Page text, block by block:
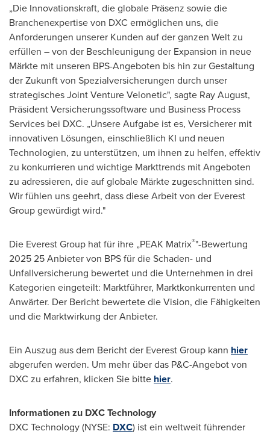
„Die Innovationskraft, die globale Präsenz sowie die
Branchenexpertise von DXC ermöglichen uns, die
Anforderungen unserer Kunden auf der ganzen Welt zu
erfüllen – von der Beschleunigung der Expansion in neue
Märkte mit unseren BPS-Angeboten bis hin zur Gestaltung
der Zukunft von Spezialversicherungen durch unser
strategisches Joint Venture Velonetic", sagte Ray August,
Präsident Versicherungssoftware und Business Process
Services bei DXC. „Unsere Aufgabe ist es, Versicherer mit
innovativen Lösungen, einschließlich KI und neuen
Technologien, zu unterstützen, um ihnen zu helfen, effektiv
zu konkurrieren und wichtige Markttrends mit Angeboten
zu adressieren, die auf globale Märkte zugeschnitten sind.
Wir fühlen uns geehrt, dass diese Arbeit von der Everest
Group gewürdigt wird."
Die Everest Group hat für ihre „PEAK Matrix®"-Bewertung
2025 25 Anbieter von BPS für die Schaden- und
Unfallversicherung bewertet und die Unternehmen in drei
Kategorien eingeteilt: Marktführer, Marktkonkurrenten und
Anwärter. Der Bericht bewertete die Vision, die Fähigkeiten
und die Marktwirkung der Anbieter.
Ein Auszug aus dem Bericht der Everest Group kann hier
abgerufen werden. Um mehr über das P&C-Angebot von
DXC zu erfahren, klicken Sie bitte hier.
Informationen zu DXC Technology
DXC Technology (NYSE: DXC) ist ein weltweit führender